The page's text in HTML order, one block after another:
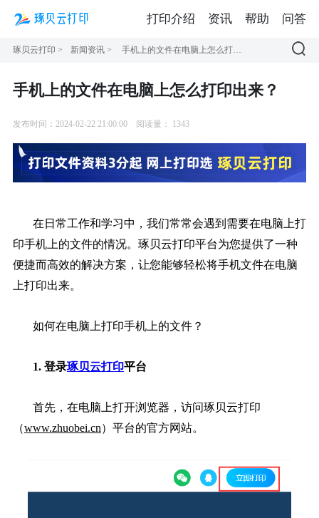
琢贝云打印 > 新闻资讯 > 手机上的文件在电脑上怎么打印出来？
手机上的文件在电脑上怎么打印出来？
发布时间：2024-02-22 21:00:00 阅读量： 1343
在日常工作和学习中，我们常常会遇到需要在电脑上打
印手机上的文件的情况。琢贝云打印平台为您提供了一种
便捷而高效的解决方案，让您能够轻松将手机文件在电脑
上打印出来。
如何在电脑上打印手机上的文件？
1. 登录琢贝云打印平台
首先，在电脑上打开浏览器，访问琢贝云打印
（www.zhuobei.cn）平台的官方网站。
打印介绍 资讯 帮助 问答